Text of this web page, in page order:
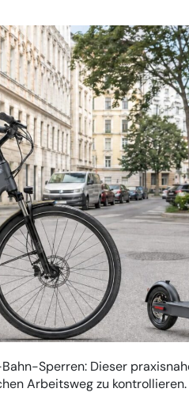
Sperren: Dieser
Arbeitsweg zu kontrollieren.